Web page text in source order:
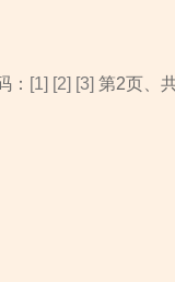
： [1] [2] [3] 第2页、